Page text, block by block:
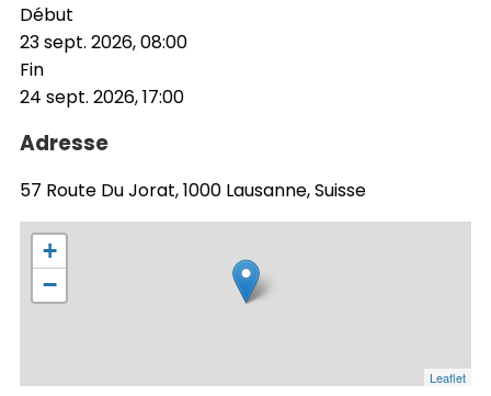
Début
23 sept. 2026, 08:00
Fin
24 sept. 2026, 17:00
Adresse
57 Route Du Jorat, 1000 Lausanne, Suisse
+
−
Leaflet